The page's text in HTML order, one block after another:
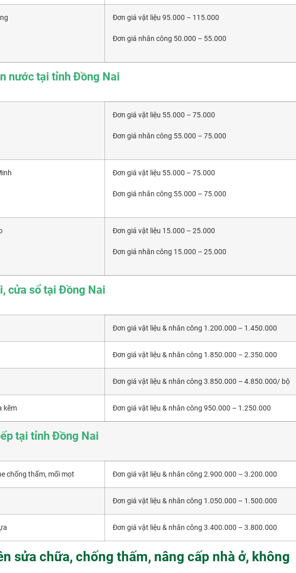
Đơn giá vật liệu 95.000 – 115.000
Đơn giá nhân công 50.000 – 55.000
nước tại tỉnh Đồng Nai
Đơn giá vật liệu 55.000 – 75.000
Đơn giá nhân công 55.000 – 75.000
Đơn giá vật liệu 55.000 – 75.000
Đơn giá nhân công 55.000 – 75.000
Đơn giá vật liệu 15.000 – 25.000
Đơn giá nhân công 15.000 – 25.000
cửa sổ tại Đồng Nai
Đơn giá vật liệu & nhân công 1.200.000 – 1.450.000
Đơn giá vật liệu & nhân công 1.850.000 – 2.350.000
Đơn giá vật liệu & nhân công 3.850.000 – 4.850.000/ bộ
kẽm Đơn giá vật liệu & nhân công 950.000 – 1.250.000
tại tỉnh Đồng Nai
chống thấm, mối mọt Đơn giá vật liệu & nhân công 2.900.000 – 3.200.000
Đơn giá vật liệu & nhân công 1.050.000 – 1.500.000
Đơn giá vật liệu & nhân công 3.400.000 – 3.800.000
sửa chữa, chống thấm, nâng cấp nhà ở, không